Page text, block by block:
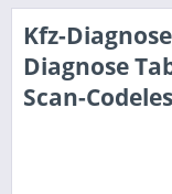
Kfz-
Diagnose
Scan-